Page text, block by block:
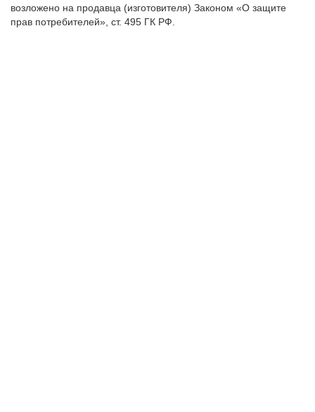
возложено на продавца (изготовителя) Законом «О защите
прав потребителей», ст. 495 ГК РФ.